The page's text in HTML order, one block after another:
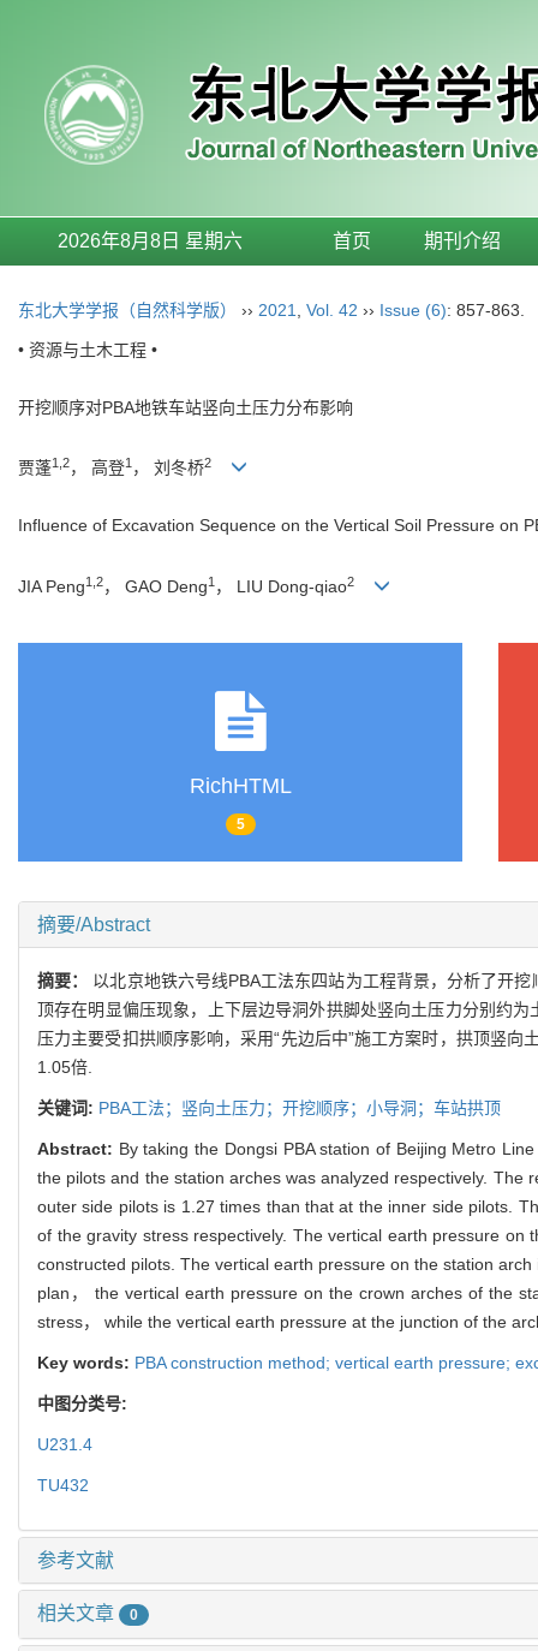
2026年8月8日 星期六 首页 期刊介绍
东北大学学报（自然科学版） ›› 2021 Vol. 42 ›› Issue (6): 857-863.
• 资源与土木工程 •
开挖顺序对PBA地铁车站竖向土压力分布影响
贾蓬1,2， 高登1 ， 刘冬桥2
Influence of Excavation Sequence on the Vertical Soil Pressure on
JIA Peng1,2， GAO Deng1 ， LIU Dong-qiao2
RichHTML
5
摘要/Abstract
摘要： 以北京地铁六号线PBA工法东四站为工程背景，分析了开
顶存在明显偏压现象，上下层边导洞外拱脚处竖向土压力分别约
压力主要受扣拱顺序影响，采用“先边后中”施工方案时，拱顶竖
1.05倍.
关键词: PBA工法；竖向土压力；开挖顺序；小导洞；车站拱顶
Abstract: By taking the Dongsi PBA station of Beijing Metro
the pilots and the station arches was analyzed respectively.
outer side pilots is 1.27 times than that at the inner side pilots.
of the gravity stress respectively. The vertical earth pressure
constructed pilots. The vertical earth pressure on the station
plan， the vertical earth pressure on the crown arches of the
stress， while the vertical earth pressure at the junction of the
Key words: PBA construction method; vertical earth pressure;
中图分类号:
U231.4
TU432
参考文献
相关文章 0